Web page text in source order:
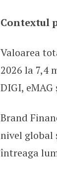
Contextul
Valoarea
2026 la 7,4
DIGI,
Brand
nivel global
întreaga